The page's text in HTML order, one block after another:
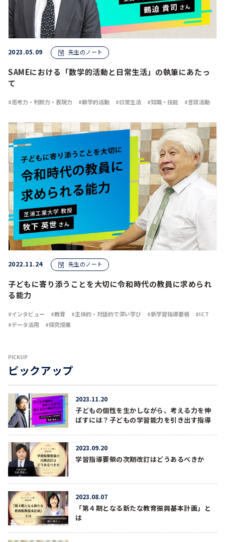
2023.05.09 先生のノート
SAMEにおける「数学的活動と日常生活」の執筆にあたっ
て
思考力・判断力・表現力 数学的活動 日常生活 知識・技能 言語活動
2022.11.24 先生のノート
子どもに寄り添うことを大切に令和時代の教員に求められ
る能力
インタビュー 教育 主体的・対話的で深い学び 新学習指導要領
ICT
データ活用
探究授業
PICKUP
ピックアップ
2023.11.20
子どもの個性を生かしながら、考える力を伸
ばすには？子どもの学習能力を引き出す指導
2023.09.20
学習指導要領の次期改訂はどうあるべきか
2023.08.07
「第４期となる新たな教育振興基本計画」と
は